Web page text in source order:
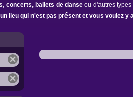
concerts ,ballets de danseou d'autres types
lieu qui n'est pas présent et vous voulez